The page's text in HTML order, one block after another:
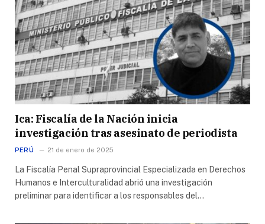
Ica: Fiscalía de la Nación inicia
investigación tras asesinato de periodista
PERÚ 21 de enero de 2025
La Fiscalía Penal Supraprovincial Especializada en Derechos
Humanos e Interculturalidad abrió una investigación
preliminar para identificar a los responsables del…